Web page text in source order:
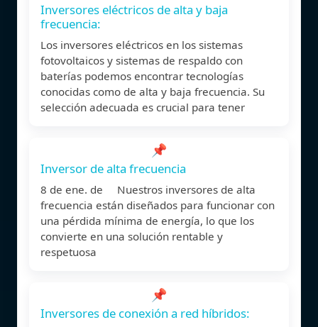
Inversores eléctricos de alta y baja
frecuencia:
Los inversores eléctricos en los sistemas
fotovoltaicos y sistemas de respaldo con
baterías podemos encontrar tecnologías
conocidas como de alta y baja frecuencia. Su
selección adecuada es crucial para tener
📌
Inversor de alta frecuencia
8 de ene. de Nuestros inversores de alta
frecuencia están diseñados para funcionar con
una pérdida mínima de energía, lo que los
convierte en una solución rentable y
respetuosa
📌
Inversores de conexión a red híbridos: